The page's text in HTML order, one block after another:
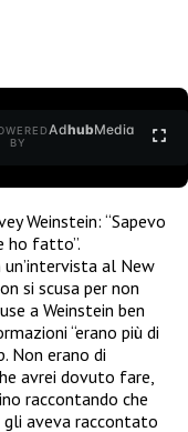
BY
AdhubMedia
Weinstein: “Sapevo
ho fatto”.
un’intervista al New
si scusa per non
a Weinstein ben
“erano più di
Non erano di
avrei dovuto fare,
raccontando che
gli aveva raccontato